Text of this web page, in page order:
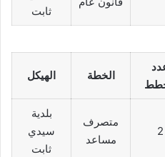
ثابت
الهيكل الخطة
بلدية
سيدي
ثابت
متصرف
مساعد
2